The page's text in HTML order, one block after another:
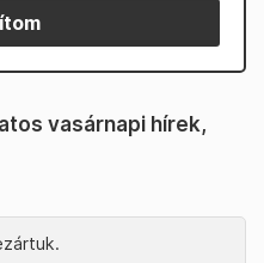
vasárnapi hírek,